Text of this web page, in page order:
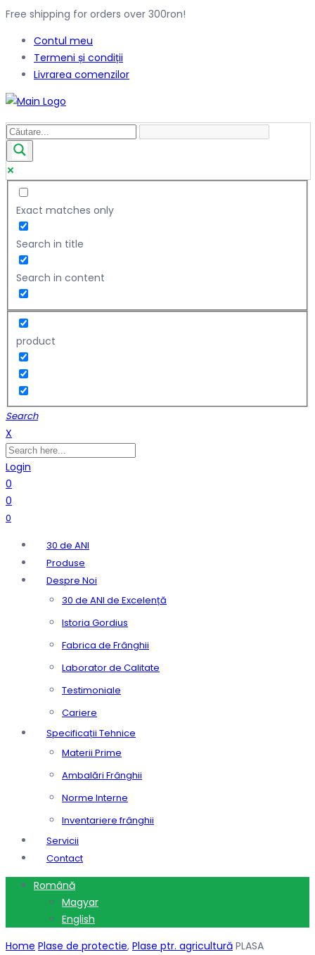
Free shipping for orders over 300ron!
Contul meu
Termeni și condiții
Livrarea comenzilor
Exact matches only
Search in title
Search in content
product
Search
X
Login
0
0
0
30 de ANI
Produse
Despre Noi
30 de ANI de Excelență
Istoria Gordius
Fabrica de Frânghii
Laborator de Calitate
Testimoniale
Cariere
Specificații Tehnice
Materii Prime
Ambalări Frânghii
Norme Interne
Inventariere frânghii
Servicii
Contact
Română
Magyar
English
Home Plase de protectie, Plase ptr. agricultură PLASA